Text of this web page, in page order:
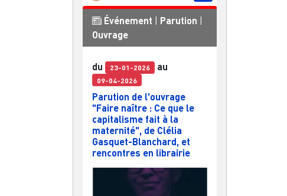
Événement Parution
Ouvrage
du 23-01-2026 au
09-04-2026
Parution de l'ouvrage
"Faire naître : Ce que le
capitalisme fait à la
maternité", de Clélia
Gasquet-Blanchard, et
rencontres en librairie